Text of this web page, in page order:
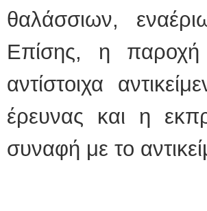
θαλάσσιων,
Επίσης, η παροχή
αντίστοιχα
έρευνας και η
συναφή με το